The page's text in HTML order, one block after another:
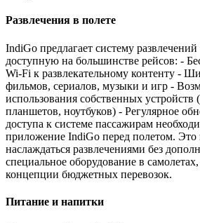
Развлечения в полете
IndiGo предлагает систему
доступную на большинстве рейсов: -
Wi-Fi к развлекательному контенту -
фильмов, сериалов, музыки и игр -
использования собственных устройств
планшетов, ноутбуков) - Регулярное
доступа к системе пассажирам
приложение IndiGo перед полетом. Это
наслаждаться развлечениями без
специальное оборудование в самолетах,
концепции бюджетных перевозок.
Питание и напитки